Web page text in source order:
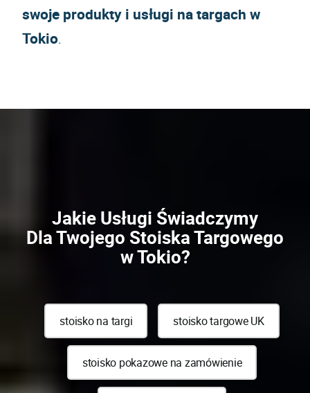
swoje produkty i usługi na targach w
Tokio.
Jakie Usługi Świadczymy
Dla Twojego Stoiska Targowego
w Tokio?
stoisko na targi stoisko targowe UK
stoisko pokazowe na zamówienie